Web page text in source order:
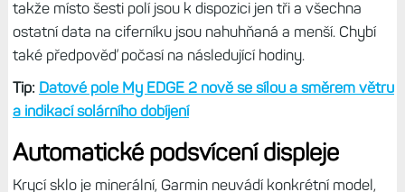
takže místo šesti polí jsou k dispozici jen tři a všechna
ostatní data na ciferníku jsou nahuhňaná a menší. Chybí
také předpověď počasí na následující hodiny.
Tip: Datové pole My EDGE 2 nově se sílou a směrem větru
a indikací solárního dobíjení